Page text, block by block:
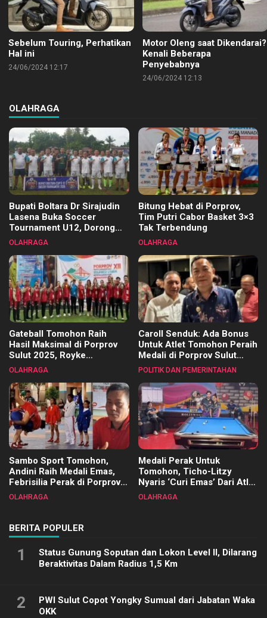
Sebelum Touring, Perhatikan
Hal ini
24/06/2024 12:17
Motor Oleng saat Dikendarai?
Kenali Beberapa
Penyebabnya
24/06/2024 12:13
OLAHRAGA
Bupati Boltara Dr Sirajudin
Lasena Buka Soccer
Tournament U12, Dorong
Pembinaan Merata di Setiap
OLAHRAGA
Bitung Hebat di Porprov,
Tim Putri Cabor Basket 3×3
Tak Terbendung
OLAHRAGA
Gateball Tomohon Raih
Hasil Maksimal di Porprov
Sulut 2025, Royke
Tangkawarouw Ucapkan
OLAHRAGA
Caroll Senduk: Ada Bonus
Untuk Atlet Tomohon Peraih
Medali di Porprov Sulut
2025
POLITIK DAN PEMERINTAHAN
Sambo Sport Tomohon,
Andini Raih Medali Emas,
Febrisilia Perak di Porprov
Sulut 2025
OLAHRAGA
Medali Perak Untuk
Tomohon, Ticho-Litzy
Nyaris ‘Curi Emas’ Dari Atlet
Biliar PON di Porprov Sulut
OLAHRAGA
BERITA POPULER
1
Status Gunung Soputan dan Lokon Level II, Dilarang
Beraktivitas Dalam Radius 1,5 Km
2
PWI Sulut Copot Yongky Sumual dari Jabatan Waka
OKK